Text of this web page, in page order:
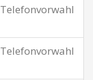
Telefonvorwahl
Telefonvorwahl